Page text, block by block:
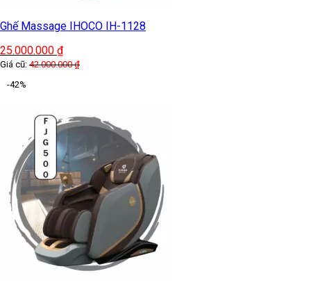
Ghế Massage IHOCO IH-1128
25.000.000 ₫
Giá cũ: 42.000.000₫
-42%